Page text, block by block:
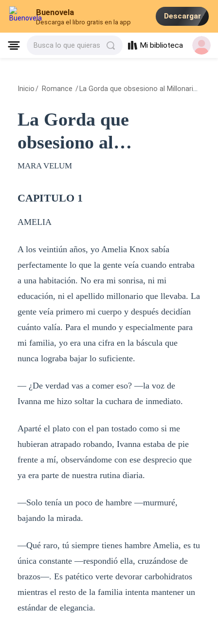
Buenovela
Descarga el libro gratis en la app
Descargar
Busca lo que quieras Mi biblioteca
Inicio / Romance / La Gorda que obsesiono al Millonario
La Gorda que
obsesiono al
Millonario
MARA VELUM
CAPITULO 1
AMELIA
A los veintiún años, yo Amelia Knox sabía
perfectamente lo que la gente veía cuando entraba
a una habitación. No era mi sonrisa, ni mi
educación, ni el apellido millonario que llevaba. La
gente veía primero mi cuerpo y después decidían
cuánto valía. Para el mundo y especialmente para
mi familia, yo era una cifra en la báscula que
nunca lograba bajar lo suficiente.
— ¿De verdad vas a comer eso? —la voz de
Ivanna me hizo soltar la cuchara de inmediato.
Aparté el plato con el pan tostado como si me
hubieran atrapado robando, Ivanna estaba de pie
frente a mí, observándome con ese desprecio que
ya era parte de nuestra rutina diaria.
—Solo tenía un poco de hambre —murmuré,
bajando la mirada.
—Qué raro, tú siempre tienes hambre Amelia, es tu
única constante —respondió ella, cruzándose de
brazos—. Es patético verte devorar carbohidratos
mientras el resto de la familia intenta mantener un
estándar de elegancia.